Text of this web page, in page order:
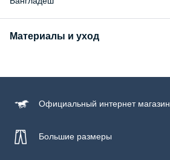
Материалы и уход
100% хлопок
Официальный интернет магазин
Большие размеры